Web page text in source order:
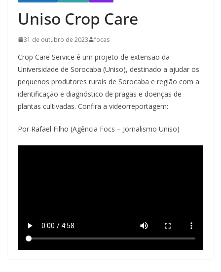
Uniso Crop Care
31 de outubro de 2023 focas
Crop Care Service é um projeto de extensão da
Universidade de Sorocaba (Uniso), destinado a ajudar os
pequenos produtores rurais de Sorocaba e região com a
identificação e diagnóstico de pragas e doenças de
plantas cultivadas. Confira a videorreportagem:
Por Rafael Filho (Agência Focs – Jornalismo Uniso)